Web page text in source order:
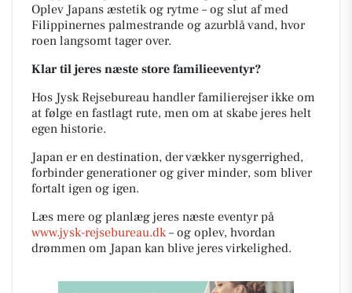
Oplev Japans æstetik og rytme – og slut af med
Filippinernes palmestrande og azurblå vand, hvor
roen langsomt tager over.
Klar til jeres næste store familieeventyr?
Hos Jysk Rejsebureau handler familierejser ikke om
at følge en fastlagt rute, men om at skabe jeres helt
egen historie.
Japan er en destination, der vækker nysgerrighed,
forbinder generationer og giver minder, som bliver
fortalt igen og igen.
Læs mere og planlæg jeres næste eventyr på
www.jysk-rejsebureau.dk– og oplev, hvordan
drømmen om Japan kan blive jeres virkelighed.